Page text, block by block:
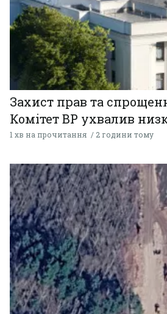
Захист прав та
Комітет ВР ухвалив
1 хв на прочитання 2 години тому